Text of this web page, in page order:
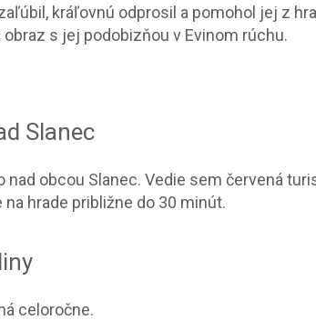
kráľovnú odprosil a pomohol jej z
obraz s jej podobizňou v Evinom rúchu.
Slanec
nad obcou Slanec. Vedie sem červená
hrade približne do 30 minút.
celoročne.